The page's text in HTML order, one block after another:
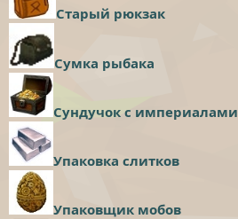
Старый рюкзак
Сумка рыбака
Сундучок с империалами
Упаковка слитков
Упаковщик мобов